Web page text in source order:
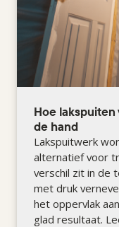
Hoe
de hand
Lakspuitwerk
alternatief voor
verschil zit in de
met druk
het oppervlak
glad resultaat.